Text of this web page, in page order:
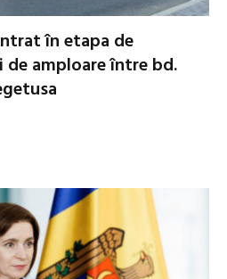
în etapa de
de amploare între bd.